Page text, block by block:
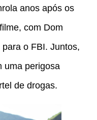
anos após os
com Dom
o FBI. Juntos,
uma perigosa
de drogas.